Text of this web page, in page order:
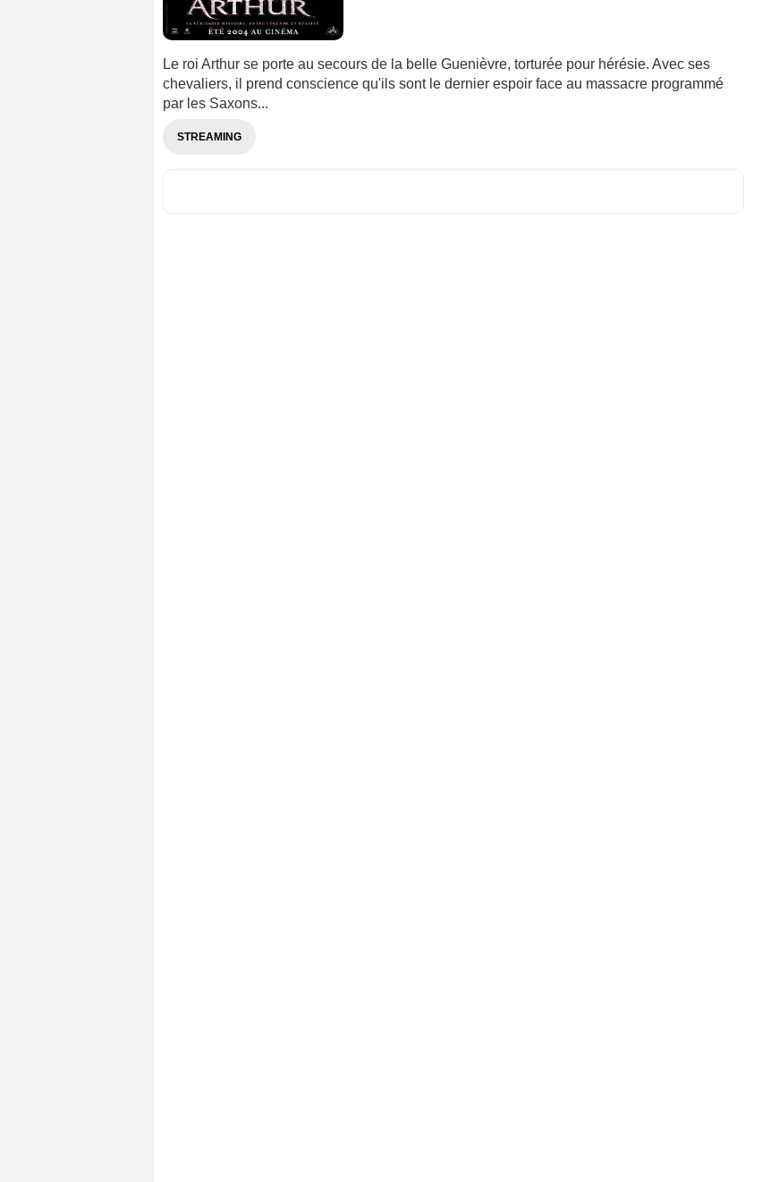
Le roi Arthur se porte au secours de la belle Guenièvre, torturée pour hérésie. Avec ses
chevaliers, il prend conscience qu'ils sont le dernier espoir face au massacre programmé
par les Saxons...
STREAMING